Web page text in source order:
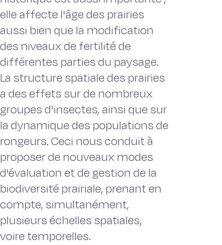
elle affecte l'âge des prairies
aussi bien que la modification
des niveaux de fertilité de
différentes parties du paysage.
La structure spatiale des prairies
a des effets sur de nombreux
groupes d'insectes, ainsi que sur
la dynamique des populations de
rongeurs. Ceci nous conduit à
proposer de nouveaux modes
d'évaluation et de gestion de la
biodiversité prairiale, prenant en
compte, simultanément,
plusieurs échelles spatiales,
voire temporelles.